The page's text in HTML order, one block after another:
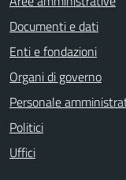
Documenti e dati
Enti e fondazioni
Organi di governo
Personale
Politici
Uffici